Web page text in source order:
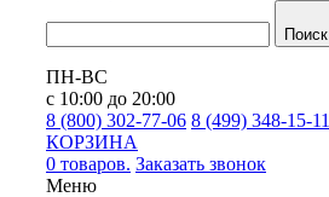
Поиск
ПН-ВС
с 10:00 до 20:00
8 (800) 302-77-06 8 (499) 348-15-11
КОРЗИНА
0 товаров. Заказать звонок
Меню